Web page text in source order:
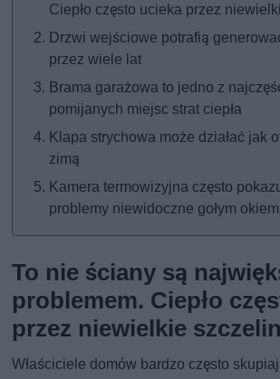
Ciepło często ucieka przez
Drzwi wejściowe potrafią
przez wiele lat
Brama garażowa to jedno z
pomijanych miejsc strat ciepła
Klapa strychowa może działać jak
zimą
Kamera termowizyjna często
problemy niewidoczne gołym okiem
To nie ściany są
problemem. Ciepło
przez niewielkie
Właściciele domów bardzo często